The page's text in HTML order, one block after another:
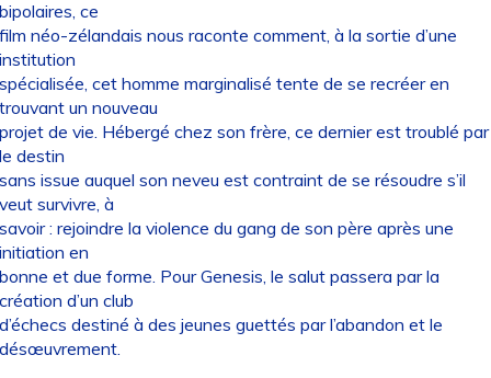
ce
néo-zélandais nous raconte comment, à la sortie d’une
cet homme marginalisé tente de se recréer en
un nouveau
de vie. Hébergé chez son frère, ce dernier est troublé par
destin
issue auquel son neveu est contraint de se résoudre s’il
survivre, à
: rejoindre la violence du gang de son père après une
en
et due forme. Pour Genesis, le salut passera par la
d’un club
destiné à des jeunes guettés par l’abandon et le